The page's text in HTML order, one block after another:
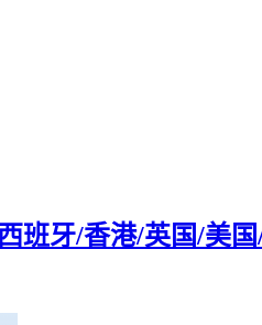
班牙/香港/英国/美